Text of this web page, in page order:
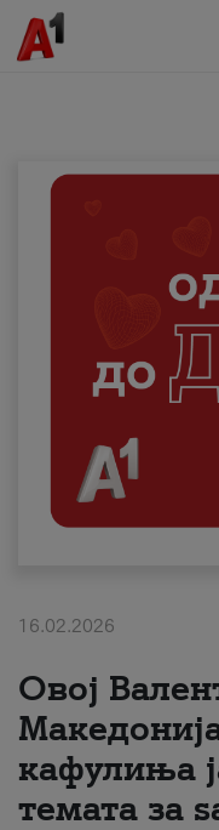
Поддршка
Надополни кредит
Плати сметка
#ПодобарОнлајн
16.02.2026
Овој
кафулиња
темата за